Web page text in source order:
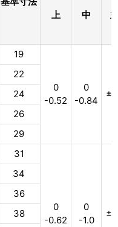
上
中
19
0
-0.52
0
-0.84
22
24
26
29
31
0
-0.62
0
-1.0
34
36
38